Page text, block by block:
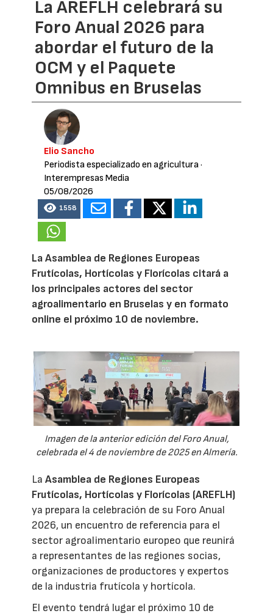
La AREFLH celebrará su
Foro Anual 2026 para
abordar el futuro de la
OCM y el Paquete
Omnibus en Bruselas
Elio Sancho
Periodista especializado en agricultura·
Interempresas Media
05/08/2026
1558
La Asamblea de Regiones Europeas
Frutícolas, Hortícolas y Florícolas citará a
los principales actores del sector
agroalimentario en Bruselas y en formato
online el próximo 10 de noviembre.
Imagen de la anterior edición del Foro Anual,
celebrada el 4 de noviembre de 2025 en Almería.
LaAsamblea de Regiones Europeas
Frutícolas, Hortícolas y Florícolas (AREFLH)
ya prepara la celebración de su Foro Anual
2026, un encuentro de referencia para el
sector agroalimentario europeo que reunirá
a representantes de las regiones socias,
organizaciones de productores y expertos
de la industria frutícola y hortícola.
El evento tendrá lugar el próximo 10 de